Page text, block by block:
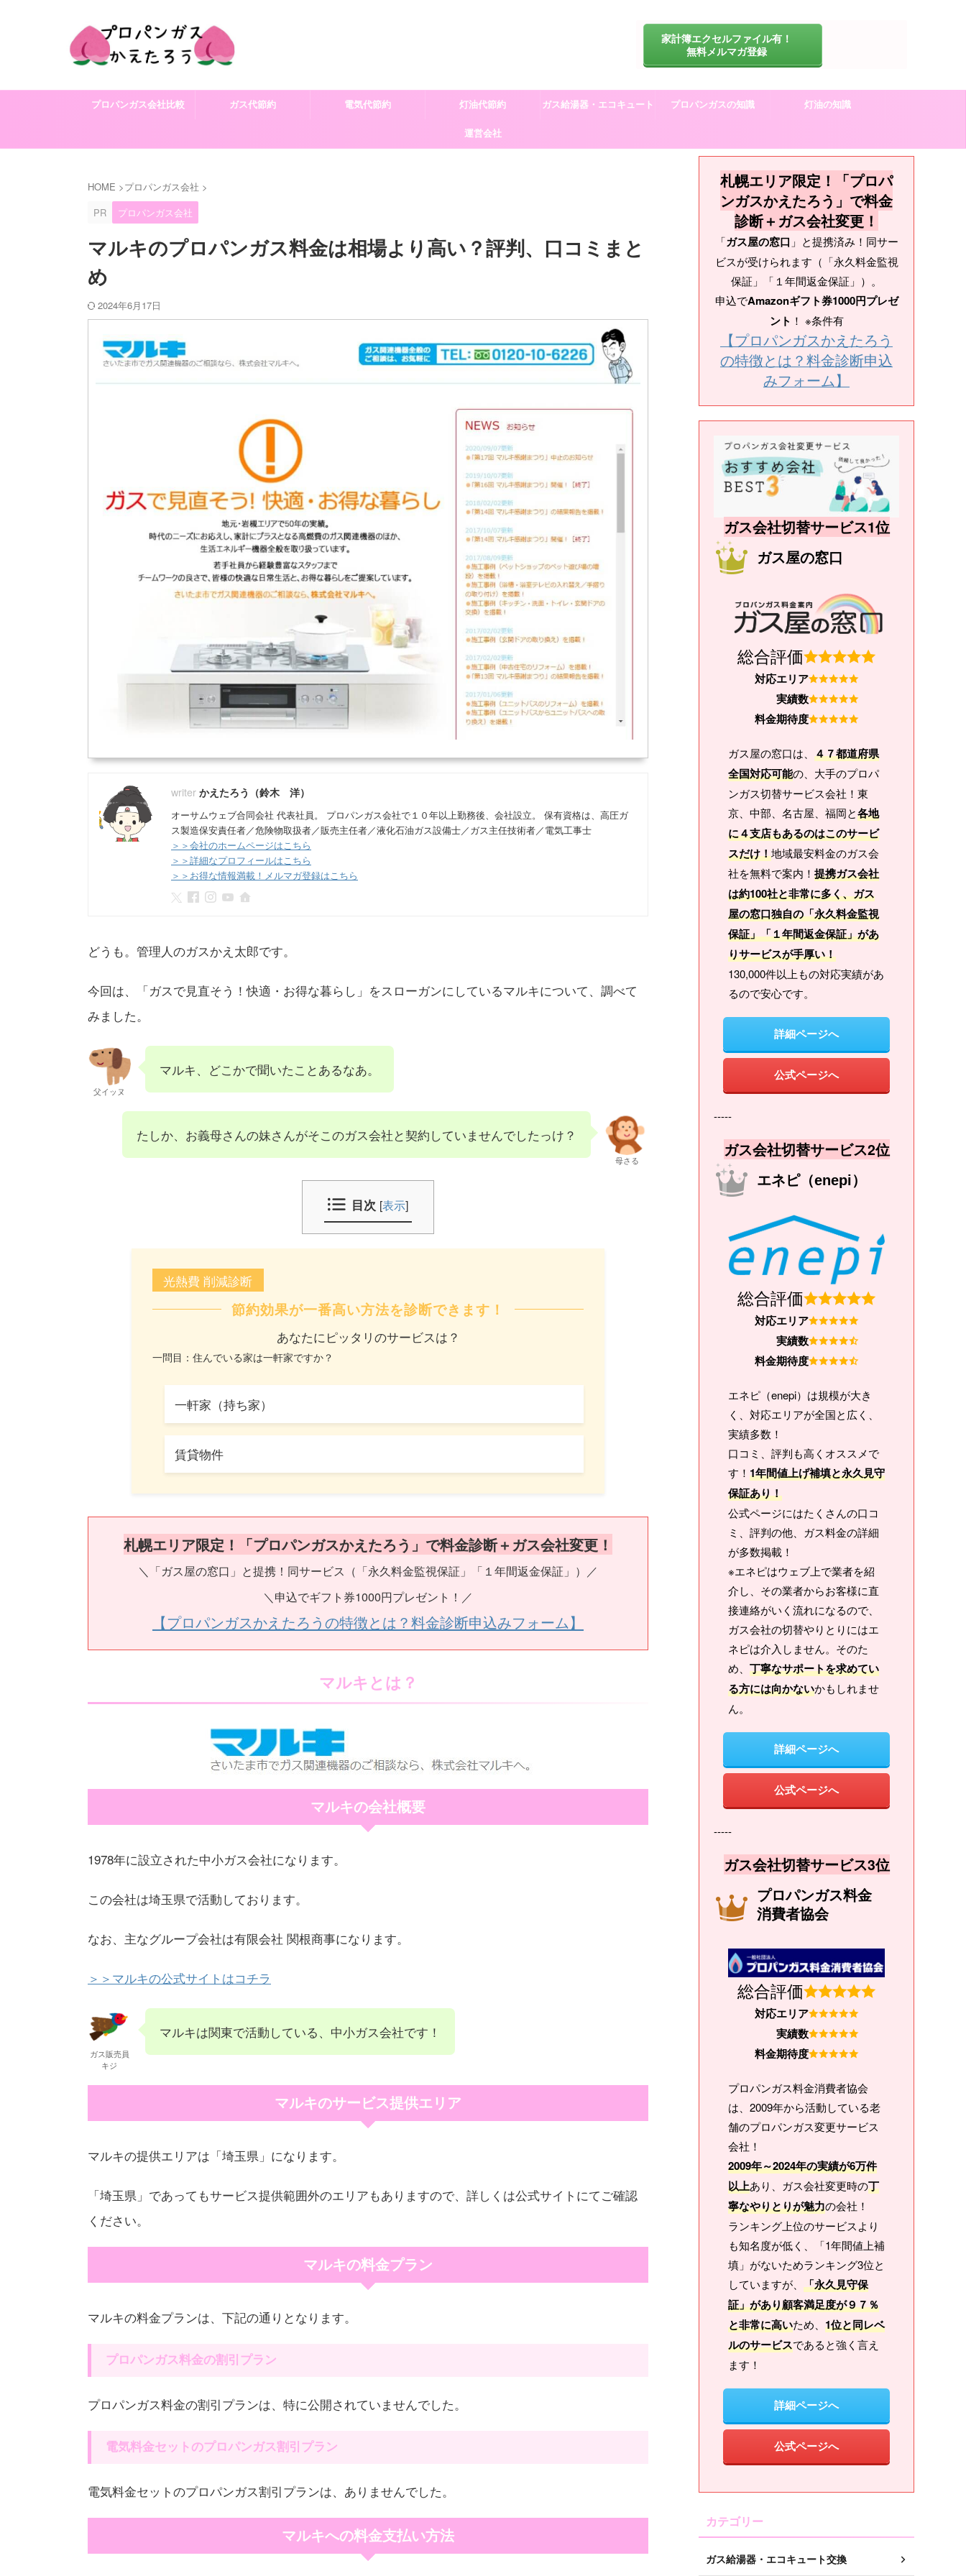
家計簿エクセルファイル有！
無料メルマガ登録
プロパンガス会社比較 ガス代節約 電気代節約 灯油代節約 ガス給湯器・エコキュート プロパンガスの知識 灯油の知識
運営会社
HOME >プロパンガス会社 >
PR
プロパンガス会社
マルキのプロパンガス料金は相場より高い？評判、口コミまと
め
2024年6月17日
かえたろう（鈴木 洋）
オーサムウェブ合同会社 代表社員。 プロパンガス会社で１０年以上勤務後、会社設立。 保有資格は、高圧ガ
ス製造保安責任者／危険物取扱者／販売主任者／液化石油ガス設備士／ガス主任技術者／電気工事士
＞＞会社のホームページはこちら
＞＞詳細なプロフィールはこちら
＞＞お得な情報満載！メルマガ登録はこちら
どうも。管理人のガスかえ太郎です。
今回は、「ガスで見直そう！快適・お得な暮らし」をスローガンにしているマルキについて、調べて
みました。
父イッヌ
マルキ、どこかで聞いたことあるなあ。
たしか、お義母さんの妹さんがそこのガス会社と契約していませんでしたっけ？
母さる
目次 [表示]
光熱費 削減診断
節約効果が一番高い方法を診断できます！
あなたにピッタリのサービスは？
一問目：住んでいる家は一軒家ですか？
一軒家（持ち家）
賃貸物件
札幌エリア限定！「プロパンガスかえたろう」で料金診断＋ガス会社変更！
＼「ガス屋の窓口」と提携！同サービス（「永久料金監視保証」「１年間返金保証」）／
＼申込でギフト券1000円プレゼント！／
【プロパンガスかえたろうの特徴とは？料金診断申込みフォーム】
マルキとは？
マルキの会社概要
1978年に設立された中小ガス会社になります。
この会社は埼玉県で活動しております。
なお、主なグループ会社は有限会社 関根商事になります。
＞＞マルキの公式サイトはコチラ
ガス販売員
キジ
マルキは関東で活動している、中小ガス会社です！
マルキのサービス提供エリア
マルキの提供エリアは「埼玉県」になります。
「埼玉県」であってもサービス提供範囲外のエリアもありますので、詳しくは公式サイトにてご確認
ください。
マルキの料金プラン
マルキの料金プランは、下記の通りとなります。
プロパンガス料金の割引プラン
プロパンガス料金の割引プランは、特に公開されていませんでした。
電気料金セットのプロパンガス割引プラン
電気料金セットのプロパンガス割引プランは、ありませんでした。
マルキへの料金支払い方法
札幌エリア限定！「プロパ
ンガスかえたろう」で料金
診断＋ガス会社変更！
「ガス屋の窓口 」と提携済み！同サー
ビスが受けられます（「永久料金監視
保証」「１年間返金保証」）。
申込でAmazonギフト券1000円プレゼ
ント ！ ※条件有
【プロパンガスかえたろう
の特徴とは？料金診断申込
みフォーム】
ガス会社切替サービス1位
ガス屋の窓口
総合評価
対応エリア
実績数
料金期待度
ガス屋の窓口は、 ４７都道府県
全国対応可能の、大手のプロパ
ンガス切替サービス会社！東
京、中部、名古屋、福岡と各地
に４支店もあるのはこのサービ
スだけ！地域最安料金のガス会
社を無料で案内！ 提携ガス会社
は約100社と非常に多く、ガス
屋の窓口独自の「永久料金監視
保証」「１年間返金保証」があ
りサービスが手厚い！
130,000件以上もの対応実績があ
るので安心です。
詳細ページへ
公式ページへ
-----
ガス会社切替サービス2位
エネピ（enepi）
総合評価
対応エリア
実績数
料金期待度
エネピ（enepi）は規模が大き
く、対応エリアが全国と広く、
実績多数！
口コミ、評判も高くオススメで
す！ 1年間値上げ補填と永久見守
保証あり！
公式ページにはたくさんの口コ
ミ、評判の他、ガス料金の詳細
が多数掲載！
※エネピはウェブ上で業者を紹
介し、その業者からお客様に直
接連絡がいく流れになるので、
ガス会社の切替やりとりにはエ
ネピは介入しません。そのた
め、 丁寧なサポートを求めてい
る方には向かないかもしれませ
ん。
詳細ページへ
公式ページへ
-----
ガス会社切替サービス3位
プロパンガス料金
消費者協会
総合評価
対応エリア
実績数
料金期待度
プロパンガス料金消費者協会
は、2009年から活動している老
舗のプロパンガス変更サービス
会社！
2009年～2024年の実績が6万件
以上あり、ガス会社変更時の丁
寧なやりとりが魅力の会社！
ランキング上位のサービスより
も知名度が低く、「1年間値上補
填」がないためランキング3位と
していますが、 「永久見守保
証」があり顧客満足度が９７％
と非常に高いため、 1位と同レベ
ルのサービスであると強く言え
ます！
詳細ページへ
公式ページへ
カテゴリー
ガス給湯器・エコキュート交換